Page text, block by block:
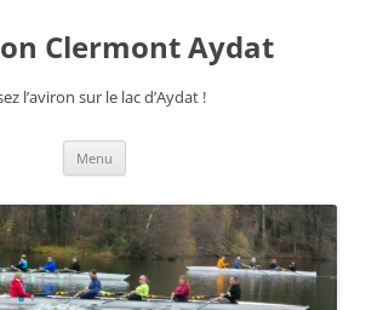
Clermont Aydat
l’aviron sur le lac d’Aydat !
Menu